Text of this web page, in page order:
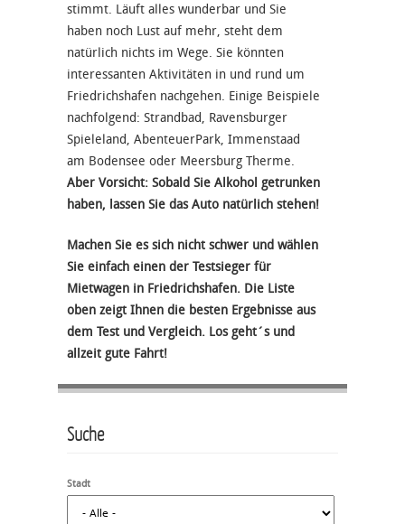
stimmt. Läuft alles wunderbar und Sie
haben noch Lust auf mehr, steht dem
natürlich nichts im Wege. Sie könnten
interessanten Aktivitäten in und rund um
Friedrichshafen nachgehen. Einige Beispiele
nachfolgend: Strandbad, Ravensburger
Spieleland, AbenteuerPark, Immenstaad
am Bodensee oder Meersburg Therme.
Aber Vorsicht: Sobald Sie Alkohol getrunken
haben, lassen Sie das Auto natürlich stehen!
Machen Sie es sich nicht schwer und wählen
Sie einfach einen der Testsieger für
Mietwagen in Friedrichshafen. Die Liste
oben zeigt Ihnen die besten Ergebnisse aus
dem Test und Vergleich. Los geht´s und
allzeit gute Fahrt!
Suche
Stadt